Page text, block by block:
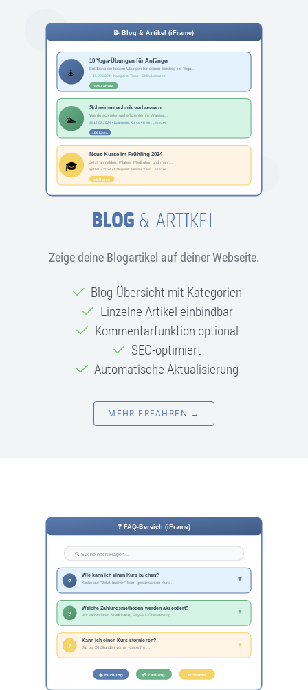
BLOG & ARTIKEL
Zeige deine Blogartikel auf deiner Webseite.
Blog-Übersicht mit Kategorien
Einzelne Artikel einbindbar
Kommentarfunktion optional
SEO-optimiert
Automatische Aktualisierung
MEHR ERFAHREN →